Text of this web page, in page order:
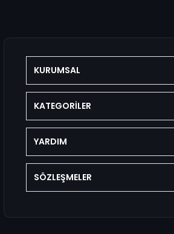
KURUMSAL
KATEGORİLER
YARDIM
SÖZLEŞMELER